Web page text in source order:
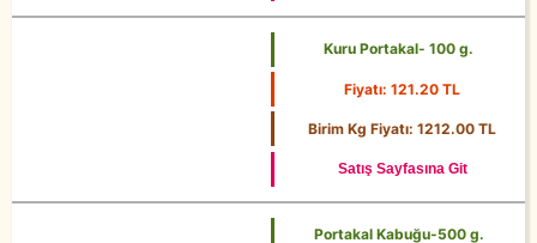
Kuru Portakal- 100 g.
Fiyatı: 121.20 TL
Birim Kg Fiyatı: 1212.00 TL
Satış Sayfasına Git
Portakal Kabuğu-500 g.